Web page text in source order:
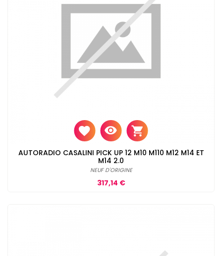
AUTORADIO CASALINI PICK UP 12 M10 M110 M12 M14 ET
M14 2.0
NEUF D'ORIGINE
Prix
317,14 €